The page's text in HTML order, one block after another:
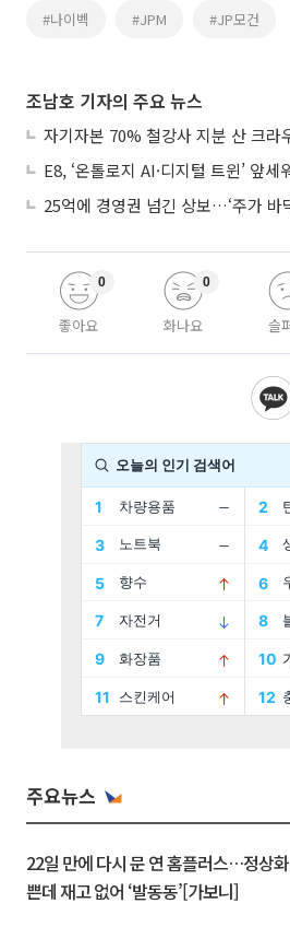
#나이벡 #JPM #JP모건
조남호 기자의 주요 뉴스
좋아요
0
화나요
0
슬
주요뉴스
22일 만에 다시 문 연 홈플러스…정상
쁜데 재고 없어 ‘발동동’[가보니]